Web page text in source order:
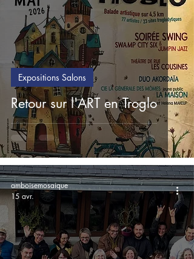
Retour sur l'ART en Troglo
Expositions Salons
amboisemosaique
15 avr.